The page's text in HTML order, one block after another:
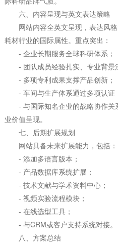
六、内容呈现与英文表达策略
网站内容全英文呈现，表达风格
耗材行业的国际属性。重点突出：
- 企业长期服务全球科研体系；
- 团队成员经验扎实、专业背景
- 多项专利成果支撑产品创新；
- 车间与生产体系通过多项认证
- 与国际知名企业的战略协作关
业价值呈现。
七、后期扩展规划
网站具备未来扩展能力，包括：
- 添加多语言版本；
- 产品数据库系统扩展；
- 技术文献与学术资料中心；
- 视频实验流程模块；
- 在线选型工具；
- 与CRM或客户支持系统对接。
八、方案总结